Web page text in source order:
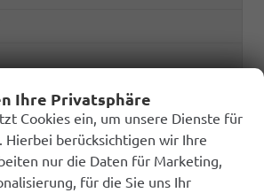
Ihre Privatsphäre
Cookies ein, um unsere Dienste für
Hierbei berücksichtigen wir Ihre
nur die Daten für Marketing,
für die Sie uns Ihr